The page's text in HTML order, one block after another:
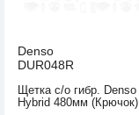
Denso
DUR048R
Щетка с/о гибр. Denso
Hybrid 480мм (Крючок)